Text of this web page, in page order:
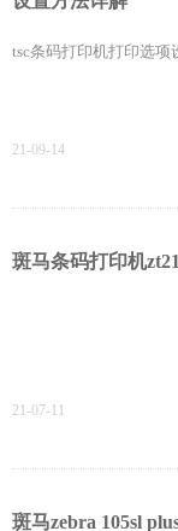
tsc条码打印机打印选项
21-09-14
斑马条码打印机
21-07-11
斑马zebra 105sl